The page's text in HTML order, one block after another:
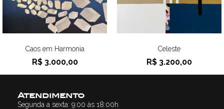
Caos em Harmonia
R$3.000,00
Celeste
R$ 3.200,00
Atendimento
Segunda a sexta: 9:00 às 18:00h